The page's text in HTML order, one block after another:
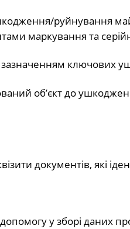
руйнування
маркування та
зазначенням ключових
об’єкт до
документів, які
у зборі даних